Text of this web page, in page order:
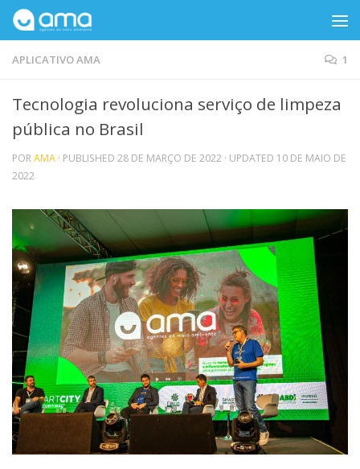
Skip to content
APLICATIVO AMA 1
Tecnologia revoluciona serviço de limpeza
pública no Brasil
PORAMA · PUBLISHED 28 DE MARÇO DE 2022 · UPDATED 10 DE MAIO DE
2022